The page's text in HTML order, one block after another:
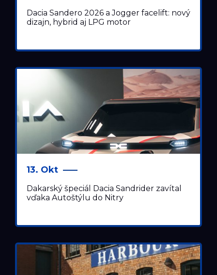
Dacia Sandero 2026 a Jogger facelift: nový
dizajn, hybrid aj LPG motor
13. Okt
Dakarský špeciál Dacia Sandrider zavítal
vďaka Autoštýlu do Nitry